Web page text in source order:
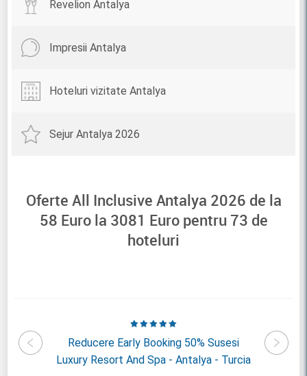
Revelion Antalya
Impresii Antalya
Hoteluri vizitate Antalya
Sejur Antalya 2026
Oferte All Inclusive Antalya 2026 de la
58 Euro la 3081 Euro pentru 73 de
hoteluri
Reducere Early Booking 50% Susesi
Luxury Resort And Spa - Antalya - Turcia